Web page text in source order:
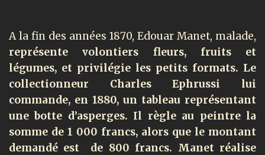
A la fin des années 1870, Edouar Manet, malade,
représente volontiers fleurs, fruits et
légumes, et privilégie les petits formats. Le
collectionneur Charles Ephrussi lui
commande, en 1880, un tableau représentant
une botte d’asperges. Il règle au peintre la
somme de 1 000 francs, alors que le montant
demandé est de 800 francs. Manet réalise